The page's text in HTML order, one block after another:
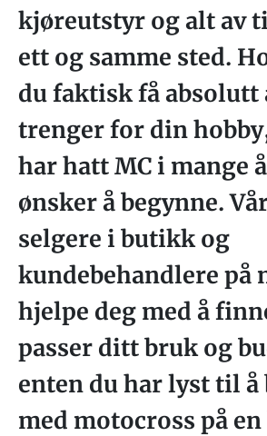
kjøreutstyr og alt av
ett og samme sted.
du faktisk få absolutt
trenger for din
har hatt MC i mange
ønsker å begynne.
selgere i butikk og
kundebehandlere på
hjelpe deg med å
passer ditt bruk og
enten du har lyst til å
med motocross på en